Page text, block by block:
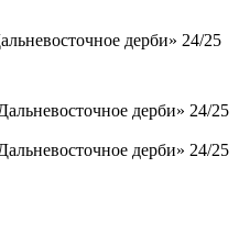
дерби» 24/25